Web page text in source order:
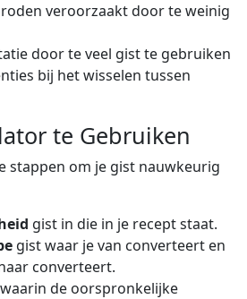
veroorzaakt door te weinig
door te veel gist te gebruiken
bij het wisselen tussen
te Gebruiken
stappen om je gist nauwkeurig
gist in die in je recept staat.
gist waar je van converteert en
converteert.
waarin de oorspronkelijke